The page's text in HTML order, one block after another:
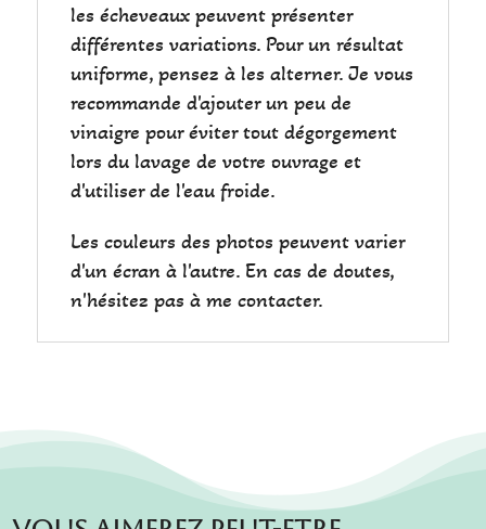
les écheveaux peuvent présenter
différentes variations. Pour un résultat
uniforme, pensez à les alterner. Je vous
recommande d'ajouter un peu de
vinaigre pour éviter tout dégorgement
lors du lavage de votre ouvrage et
d'utiliser de l'eau froide.
Les couleurs des photos peuvent varier
d'un écran à l'autre. En cas de doutes,
n'hésitez pas à me contacter.